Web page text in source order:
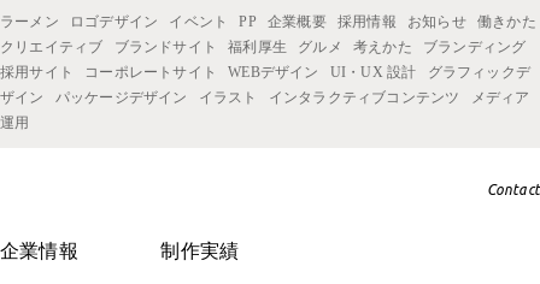
ラーメン ロゴデザイン イベント PP 企業概要 採用情報 お知らせ
働きかた
クリエイティブ
ブランドサイト 福利厚生 グルメ 考えかた
ブランディング
採用サイト
コーポレートサイト WEBデザイン UI・UX 設計
グラフィックデ
ザイン
パッケージデザイン イラスト インタラクティブコンテンツ
メディア
運用
企業情報 制作実績
Contact